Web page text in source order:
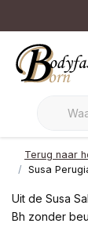
Terug naar
Susa
Uit de Susa
Bh zonder